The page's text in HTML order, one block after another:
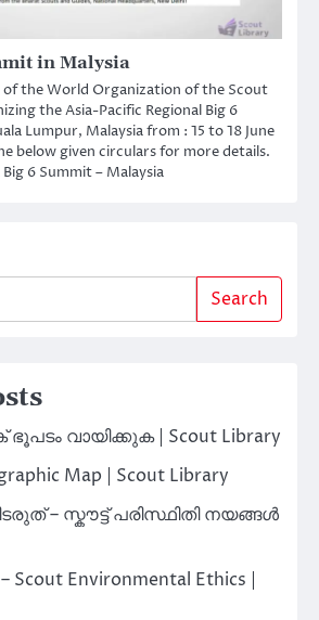
in Malysia
of the World Organization of the Scout
the Asia-Pacific Regional Big 6
Lumpur, Malaysia from : 15 to 18 June
below given circulars for more details.
6 Summit – Malaysia
Search
വായിക്കുക | Scout Library
Map | Scout Library
– സ്കൗട്ട് പരിസ്ഥിതി നയങ്ങൾ
Scout Environmental Ethics |